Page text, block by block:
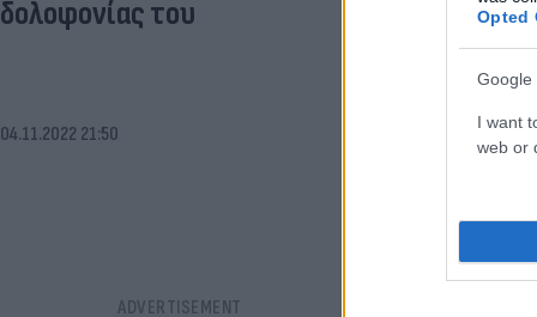
Opted
Google
I want
web or
δολοφονίας του
04.11.2022 21:50